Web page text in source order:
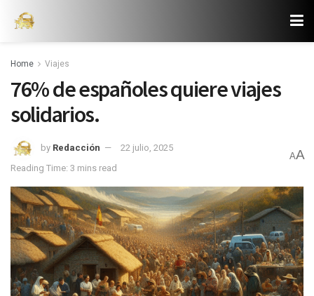
Home Viajes
76% de españoles quiere viajes
solidarios.
by Redacción
22 julio, 2025
Reading Time: 3 mins read
AA